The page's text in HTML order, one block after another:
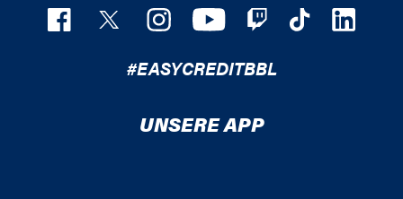
#EASYCREDITBBL
UNSERE APP